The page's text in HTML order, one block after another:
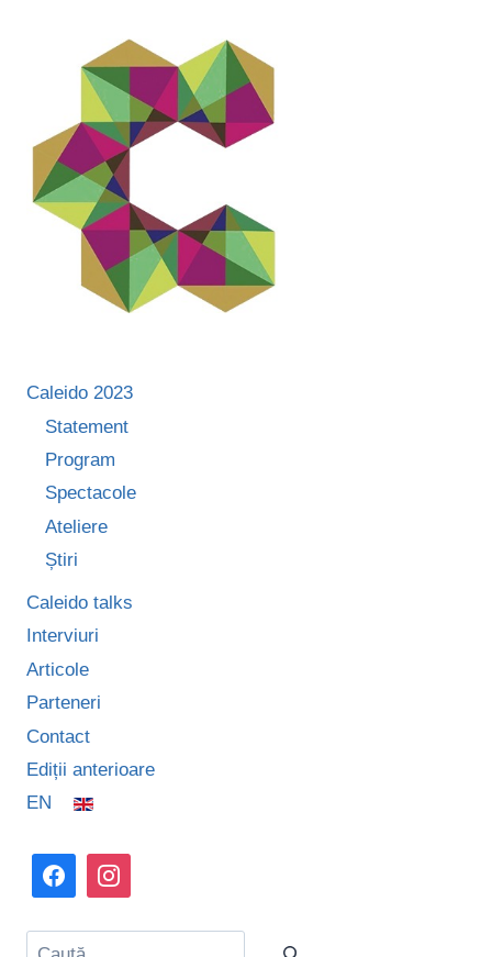
Caleido 2023
Statement
Program
Spectacole
Ateliere
Știri
Caleido talks
Interviuri
Articole
Parteneri
Contact
Ediții anterioare
EN
Caută